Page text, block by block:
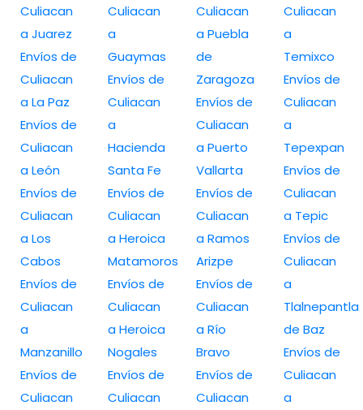
Culiacan
a Juarez
Envíos de
Culiacan
a La Paz
Envíos de
Culiacan
a León
Envíos de
Culiacan
a Los
Cabos
Envíos de
Culiacan
a
Manzanillo
Envíos de
Culiacan
Culiacan
a
Guaymas
Envíos de
Culiacan
a
Hacienda
Santa Fe
Envíos de
Culiacan
a Heroica
Matamoros
Envíos de
Culiacan
a Heroica
Nogales
Envíos de
Culiacan
Culiacan
a Puebla
de
Zaragoza
Envíos de
Culiacan
a Puerto
Vallarta
Envíos de
Culiacan
a Ramos
Arizpe
Envíos de
Culiacan
a Río
Bravo
Envíos de
Culiacan
Culiacan
a
Temixco
Envíos de
Culiacan
a
Tepexpan
Envíos de
Culiacan
a Tepic
Envíos de
Culiacan
a
Tlalnepantla
de Baz
Envíos de
Culiacan
a